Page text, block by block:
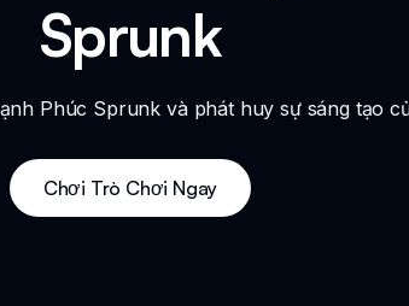
Sprunk
Phúc Sprunk và phát huy sự sáng tạo
Chơi Trò Chơi Ngay